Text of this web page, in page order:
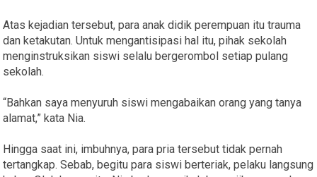
Atas kejadian tersebut, para anak didik perempuan itu trauma
dan ketakutan. Untuk mengantisipasi hal itu, pihak sekolah
menginstruksikan siswi selalu bergerombol setiap pulang
sekolah.
“Bahkan saya menyuruh siswi mengabaikan orang yang tanya
alamat,” kata Nia.
Hingga saat ini, imbuhnya, para pria tersebut tidak pernah
tertangkap. Sebab, begitu para siswi berteriak, pelaku langsung